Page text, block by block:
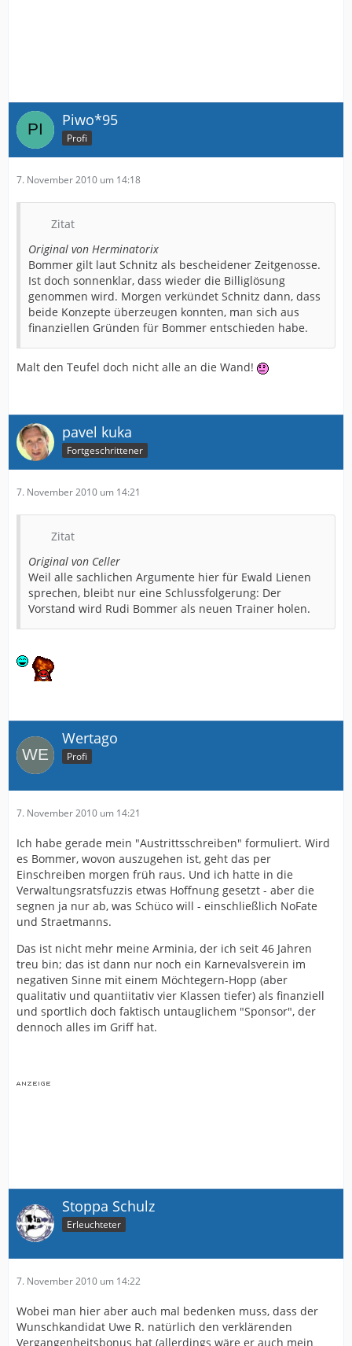
Piwo*95
Profi
7. November 2010 um 14:18
Zitat
Original von Herminatorix
Bommer gilt laut Schnitz als bescheidener Zeitgenosse.
Ist doch sonnenklar, dass wieder die Billiglösung
genommen wird. Morgen verkündet Schnitz dann, dass
beide Konzepte überzeugen konnten, man sich aus
finanziellen Gründen für Bommer entschieden habe.
Malt den Teufel doch nicht alle an die Wand!
pavel kuka
Fortgeschrittener
7. November 2010 um 14:21
Zitat
Original von Celler
Weil alle sachlichen Argumente hier für Ewald Lienen
sprechen, bleibt nur eine Schlussfolgerung: Der
Vorstand wird Rudi Bommer als neuen Trainer holen.
Wertago
Profi
7. November 2010 um 14:21
Ich habe gerade mein "Austrittsschreiben" formuliert. Wird
es Bommer, wovon auszugehen ist, geht das per
Einschreiben morgen früh raus. Und ich hatte in die
Verwaltungsratsfuzzis etwas Hoffnung gesetzt - aber die
segnen ja nur ab, was Schüco will - einschließlich NoFate
und Straetmanns.
Das ist nicht mehr meine Arminia, der ich seit 46 Jahren
treu bin; das ist dann nur noch ein Karnevalsverein im
negativen Sinne mit einem Möchtegern-Hopp (aber
qualitativ und quantiitativ vier Klassen tiefer) als finanziell
und sportlich doch faktisch untauglichem "Sponsor", der
dennoch alles im Griff hat.
Stoppa Schulz
Erleuchteter
7. November 2010 um 14:22
Wobei man hier aber auch mal bedenken muss, dass der
Wunschkandidat Uwe R. natürlich den verklärenden
Vergangenheitsbonus hat (allerdings wäre er auch mein